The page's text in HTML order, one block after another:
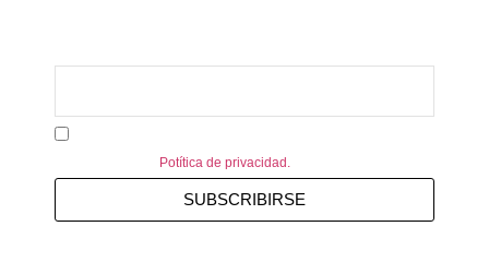
Potítica de privacidad.
SUBSCRIBIRSE